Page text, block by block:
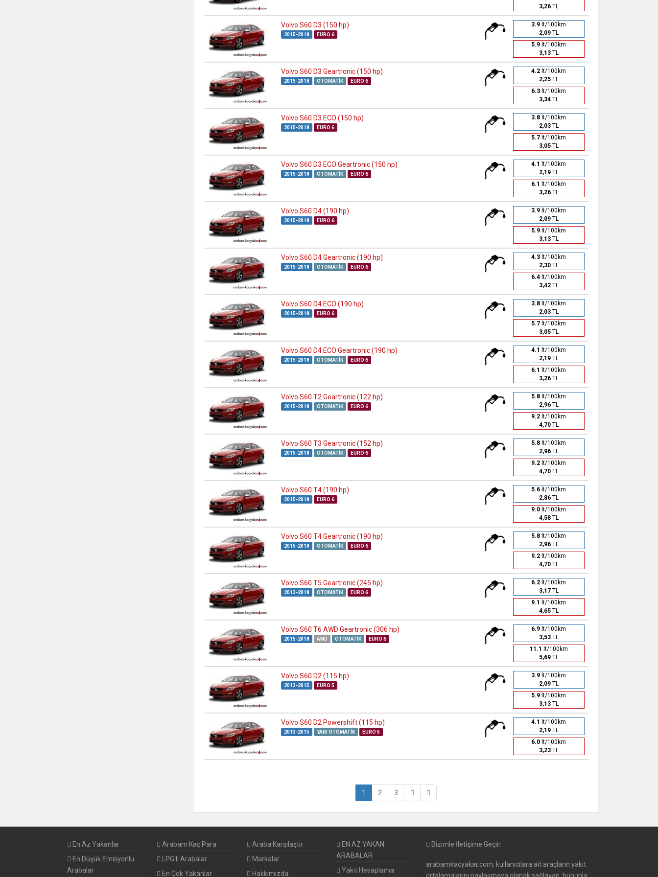
3,26TL
Volvo S60 D3 (150 hp)
2015-2018 EURO 6
3.9 lt/100km
2,09TL
5.9 lt/100km
3,13TL
Volvo S60 D3 Geartronic (150 hp)
2015-2018 OTOMATIK EURO 6
4.2 lt/100km
2,25TL
6.3 lt/100km
3,34TL
Volvo S60 D3 ECO (150 hp)
2015-2018 EURO 6
3.8 lt/100km
2,03TL
5.7 lt/100km
3,05TL
Volvo S60 D3 ECO Geartronic (150 hp)
2015-2018 OTOMATIK EURO 6
4.1 lt/100km
2,19TL
6.1 lt/100km
3,26TL
Volvo S60 D4 (190 hp)
2015-2018 EURO 6
3.9 lt/100km
2,09TL
5.9 lt/100km
3,13TL
Volvo S60 D4 Geartronic (190 hp)
2015-2018 OTOMATIK EURO 6
4.3 lt/100km
2,30TL
6.4 lt/100km
3,42TL
Volvo S60 D4 ECO (190 hp)
2015-2018 EURO 6
3.8 lt/100km
2,03TL
5.7 lt/100km
3,05TL
Volvo S60 D4 ECO Geartronic (190 hp)
2015-2018 OTOMATIK EURO 6
4.1 lt/100km
2,19TL
6.1 lt/100km
3,26TL
Volvo S60 T2 Geartronic (122 hp)
2015-2018 OTOMATIK EURO 6
5.8 lt/100km
2,96TL
9.2 lt/100km
4,70TL
Volvo S60 T3 Geartronic (152 hp)
2015-2018 OTOMATIK EURO 6
5.8 lt/100km
2,96TL
9.2 lt/100km
4,70TL
Volvo S60 T4 (190 hp)
2015-2018 EURO 6
5.6 lt/100km
2,86TL
9.0 lt/100km
4,58TL
Volvo S60 T4 Geartronic (190 hp)
2015-2018 OTOMATIK EURO 6
5.8 lt/100km
2,96TL
9.2 lt/100km
4,70TL
Volvo S60 T5 Geartronic (245 hp)
2013-2018 OTOMATIK EURO 6
6.2 lt/100km
3,17TL
9.1 lt/100km
4,65TL
Volvo S60 T6 AWD Geartronic (306 hp)
2015-2018 AWD OTOMATIK EURO 6
6.9 lt/100km
3,53TL
11.1 lt/100km
5,69TL
Volvo S60 D2 (115 hp)
2013-2015 EURO 5
3.9 lt/100km
2,09TL
5.9 lt/100km
3,13TL
Volvo S60 D2 Powershift (115 hp)
2013-2015 YARI OTOMATIK EURO 5
4.1 lt/100km
2,19TL
6.0 lt/100km
3,23TL
1 2 3
En Az Yakanlar
En Düşük Emisyonlu
Arabalar
Arabam Kaç Para
LPG'li Arabalar
En Çok Yakanlar
Araba Karşılaştır
Markalar
Hakkımızda
EN AZ YAKAN
ARABALAR
Yakıt Hesaplama
Bizimle İletişime Geçin
arabamkacyakar.com, kullanıcılara ait araçların yakıt